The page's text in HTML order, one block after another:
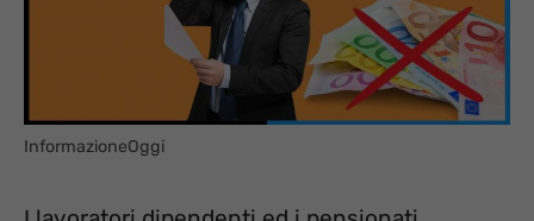
InformazioneOggi